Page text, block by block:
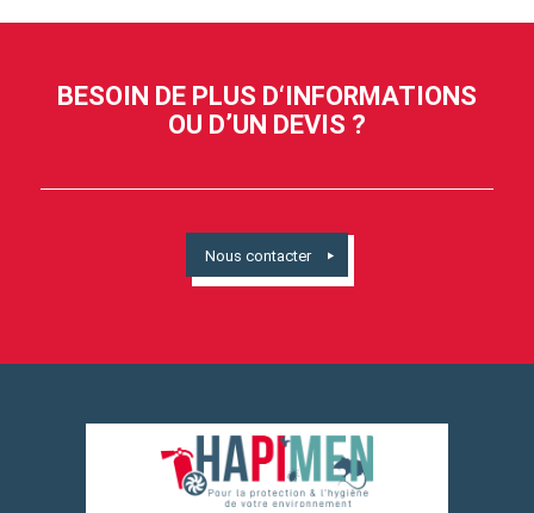
BESOIN DE PLUS D‘INFORMATIONS
OU D’UN DEVIS ?
Nous contacter